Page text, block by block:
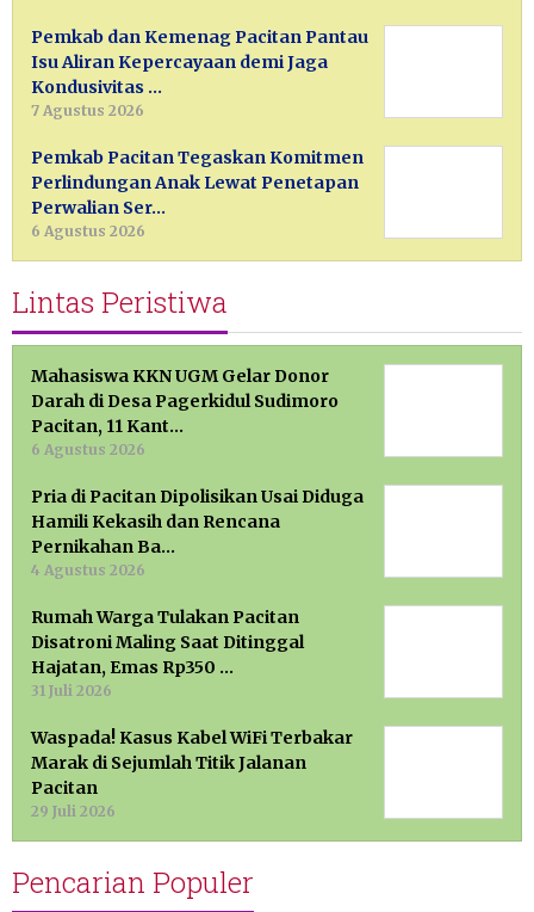
Pemkab dan Kemenag Pacitan Pantau
Isu Aliran Kepercayaan demi Jaga
Kondusivitas …
7 Agustus 2026
Pemkab Pacitan Tegaskan Komitmen
Perlindungan Anak Lewat Penetapan
Perwalian Ser…
6 Agustus 2026
Lintas Peristiwa
Mahasiswa KKN UGM Gelar Donor
Darah di Desa Pagerkidul Sudimoro
Pacitan, 11 Kant…
6 Agustus 2026
Pria di Pacitan Dipolisikan Usai Diduga
Hamili Kekasih dan Rencana
Pernikahan Ba…
4 Agustus 2026
Rumah Warga Tulakan Pacitan
Disatroni Maling Saat Ditinggal
Hajatan, Emas Rp350 …
31 Juli 2026
Waspada! Kasus Kabel WiFi Terbakar
Marak di Sejumlah Titik Jalanan
Pacitan
29 Juli 2026
Pencarian Populer